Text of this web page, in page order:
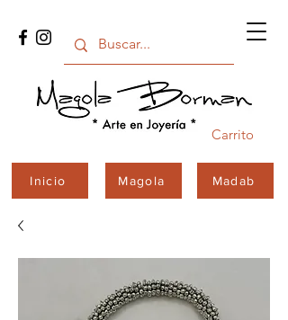
Carrito
Inicio Magola Madab